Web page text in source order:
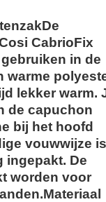
CabrioFix
in de
warme
lekker warm.
de capuchon
bij het hoofd
vouwwijze
ingepakt. De
worden voor